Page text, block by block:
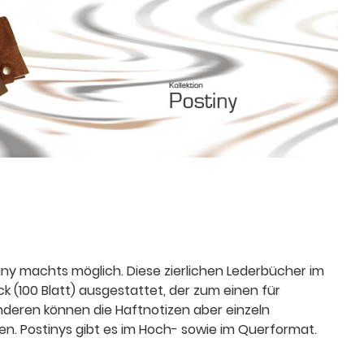
machts möglich. Diese zierlichen Lederbücher im
(100 Blatt) ausgestattet, der zum einen für
können die Haftnotizen aber einzeln
Postinys gibt es im Hoch- sowie im Querformat.